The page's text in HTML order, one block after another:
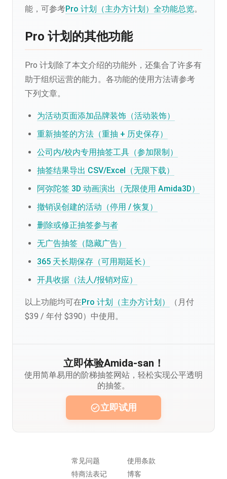
能，可参考Pro 计划（主办方计划）全功能总览。
Pro 计划的其他功能
Pro 计划除了本文介绍的功能外，还集合了许多有
助于组织运营的能力。各功能的使用方法请参考
下列文章。
为活动页面添加品牌装饰（活动装饰）
重新抽签的方法（重抽 + 历史保存）
公司内/校内专用抽签工具（参加限制）
抽签结果导出 CSV/Excel（无限下载）
阿弥陀签 3D 动画演出（无限使用 Amida3D）
撤销误创建的活动（停用 / 恢复）
删除或修正抽签参与者
无广告抽签（隐藏广告）
365 天长期保存（可用期延长）
开具收据（法人/报销对应）
以上功能均可在Pro 计划（主办方计划）
（月付
$39 / 年付 $390）中使用。
立即体验Amida-san！
使用简单易用的阶梯抽签网站，轻松实现公平透明
的抽签。
立即试用
常见问题
使用条款
特商法表记
博客